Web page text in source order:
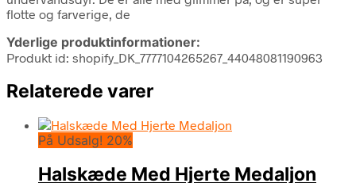
flotte og farverige, de
Yderlige produktinformationer:
Produkt id: shopify_DK_7777104265267_44048081190963
Relaterede varer
På Udsalg! 20%
Halskæde Med Hjerte Medaljon